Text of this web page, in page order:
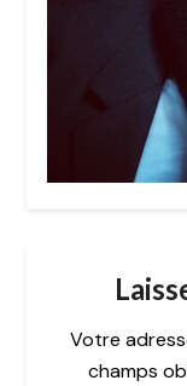
Votre
champs